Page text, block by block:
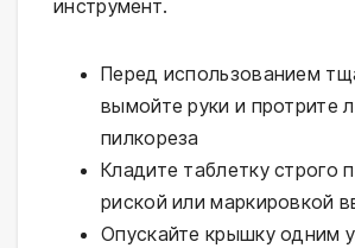
инструмент.
Перед использованием
вымойте руки и протрите
пилкореза
Кладите таблетку строго
риской или маркировкой
Опускайте крышку одним